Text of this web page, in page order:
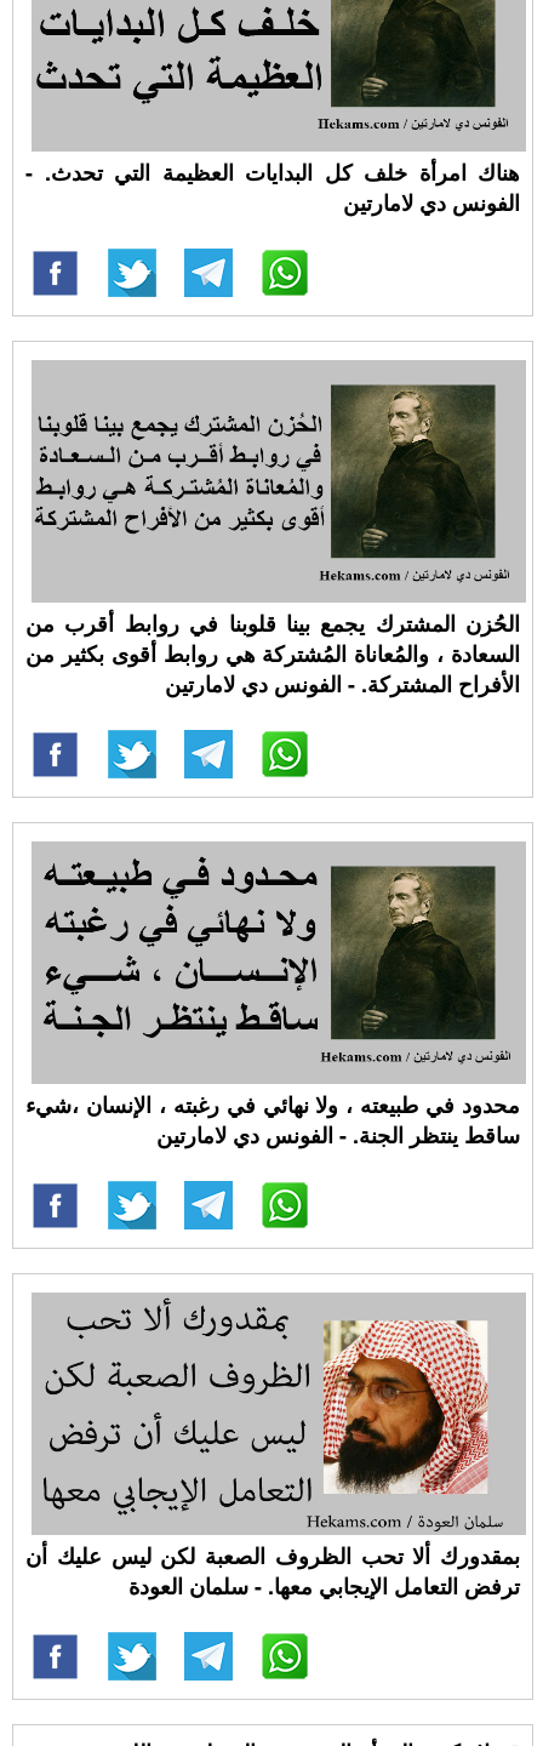
هناك امرأة خلف كل البدايات العظيمة التي تحدث. -
الفونس دي لامارتين
الحُزن المشترك يجمع بينا قلوبنا في روابط أقرب من
السعادة ، والمُعاناة المُشتركة هي روابط أقوى بكثير من
الأفراح المشتركة. - الفونس دي لامارتين
محدود في طبيعته ، ولا نهائي في رغبته ، الإنسان ،شيء
ساقط ينتظر الجنة. - الفونس دي لامارتين
ﺑﻤﻘﺪﻭﺭﻙ ﺃﻻ‌ ﺗﺤﺐ ﺍﻟﻈﺮﻭﻑ ﺍﻟﺼﻌﺒﺔ ﻟﻜﻦ ﻟﻴﺲ ﻋﻠﻴﻚ ﺃﻥ
ﺗﺮﻓﺾ ﺍﻟﺘﻌﺎﻣﻞ ﺍﻹ‌ﻳﺠﺎﺑﻲ ﻣﻌﻬﺎ. - سلمان العودة